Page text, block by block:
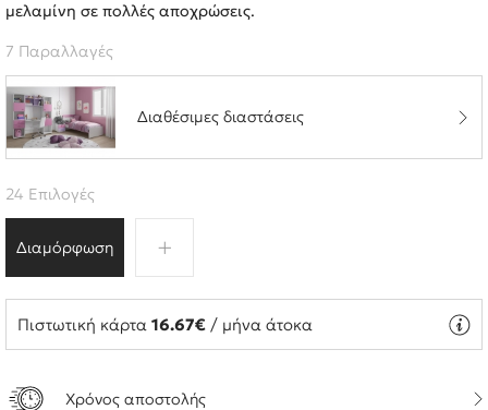
μελαμίνη σε πολλές αποχρώσεις.
7 Παραλλαγές
Διαθέσιμες διαστάσεις
Διαμόρφωση
24 Επιλογές
Πιστωτική κάρτα 16.67€ / μήνα άτοκα
Χρόνος αποστολής